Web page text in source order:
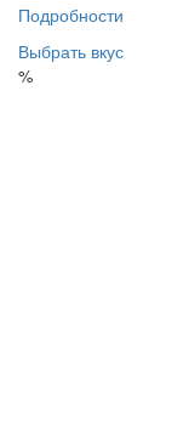
Подробности
Выбрать вкус
%